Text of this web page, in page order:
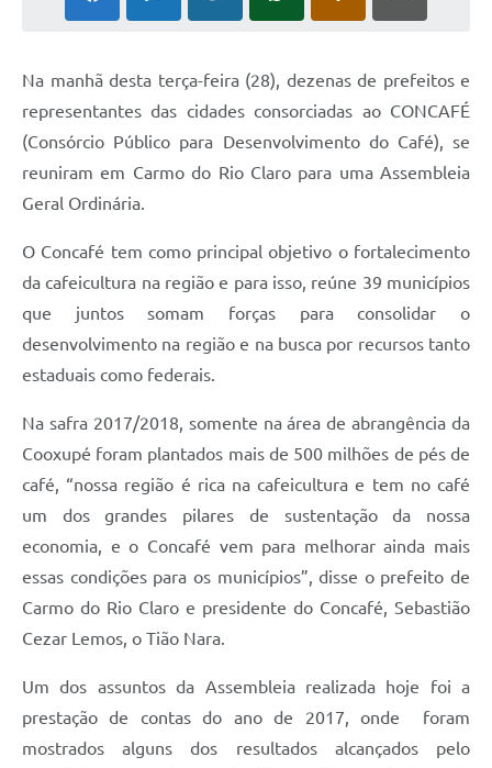
Na manhã desta terça-feira (28), dezenas de prefeitos e
representantes das cidades consorciadas ao CONCAFÉ
(Consórcio Público para Desenvolvimento do Café), se
reuniram em Carmo do Rio Claro para uma Assembleia
Geral Ordinária.
O Concafé tem como principal objetivo o fortalecimento
da cafeicultura na região e para isso, reúne 39 municípios
que juntos somam forças para consolidar o
desenvolvimento na região e na busca por recursos tanto
estaduais como federais.
Na safra 2017/2018, somente na área de abrangência da
Cooxupé foram plantados mais de 500 milhões de pés de
café, “nossa região é rica na cafeicultura e tem no café
um dos grandes pilares de sustentação da nossa
economia, e o Concafé vem para melhorar ainda mais
essas condições para os municípios”, disse o prefeito de
Carmo do Rio Claro e presidente do Concafé, Sebastião
Cezar Lemos, o Tião Nara.
Um dos assuntos da Assembleia realizada hoje foi a
prestação de contas do ano de 2017, onde
foram
mostrados alguns dos resultados alcançados pelo